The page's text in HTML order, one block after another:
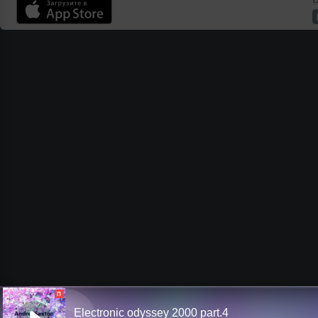
П
Electronic odyssey 2000 part.4